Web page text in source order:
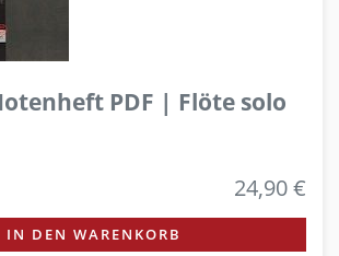
PDF | Flöte solo
24,90 €
IN DEN WARENKORB